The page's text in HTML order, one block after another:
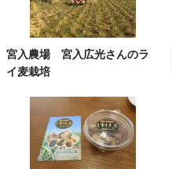
宮入農場 宮入広光さんのラ
イ麦栽培